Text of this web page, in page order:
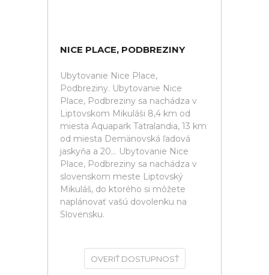
NICE PLACE, PODBREZINY
Ubytovanie Nice Place,
Podbreziny. Ubytovanie Nice
Place, Podbreziny sa nachádza v
Liptovskom Mikuláši 8,4 km od
miesta Aquapark Tatralandia, 13 km
od miesta Demänovská ľadová
jaskyňa a 20... Ubytovanie Nice
Place, Podbreziny sa nachádza v
slovenskom meste Liptovský
Mikuláš, do ktorého si môžete
naplánovať vašú dovolenku na
Slovensku.
OVERIŤ DOSTUPNOSŤ